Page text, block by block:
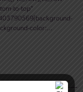
to-top"
color:...